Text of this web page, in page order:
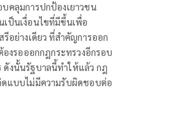
คลุมการปกป้องเยาวชน
ป็นเงื่อนไขที่มีขึ้นเพื่อ
อย่างเดียว ที่สำคัญการออก
งรอออกกฎกระทรวงอีกรอบ
ดังนั้นรัฐบาลนี้ทำให้แล้ว กฎ
ดแบบไม่มีความรับผิดชอบต่อ